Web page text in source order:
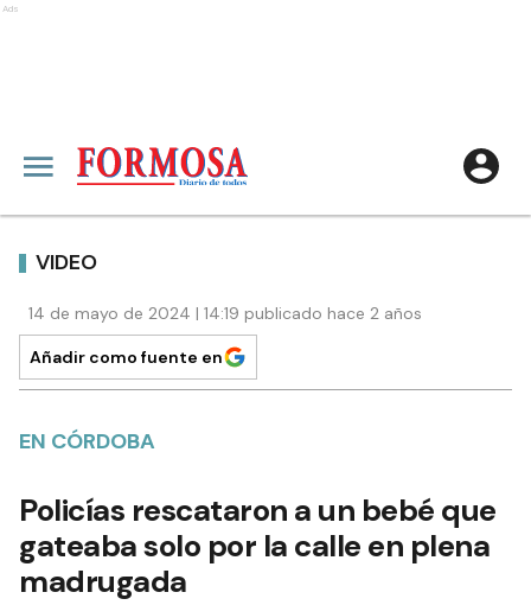
Ads
VIDEO
14 de mayo de 2024 | 14:19 publicado hace 2 años
Añadir como fuente en
EN CÓRDOBA
Policías rescataron a un bebé que
gateaba solo por la calle en plena
madrugada